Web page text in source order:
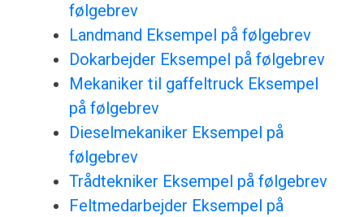
følgebrev
Landmand Eksempel på følgebrev
Dokarbejder Eksempel på følgebrev
Mekaniker til gaffeltruck Eksempel
på følgebrev
Dieselmekaniker Eksempel på
følgebrev
Trådtekniker Eksempel på følgebrev
Feltmedarbejder Eksempel på